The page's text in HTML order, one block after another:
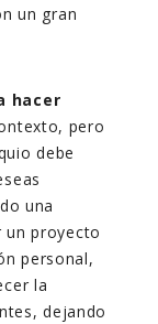
un gran
hacer
pero
debe
una
un proyecto
personal,
la
dejando